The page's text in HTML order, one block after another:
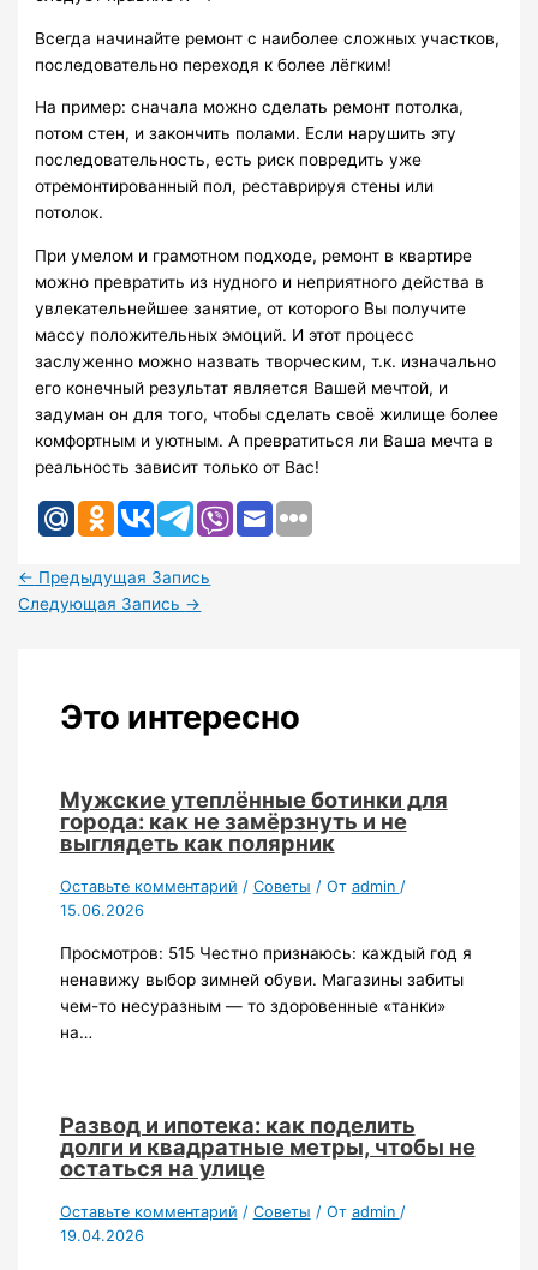
Всегда начинайте ремонт с наиболее сложных участков,
последовательно переходя к более лёгким!
На пример: сначала можно сделать ремонт потолка,
потом стен, и закончить полами. Если нарушить эту
последовательность, есть риск повредить уже
отремонтированный пол, реставрируя стены или
потолок.
При умелом и грамотном подходе, ремонт в квартире
можно превратить из нудного и неприятного действа в
увлекательнейшее занятие, от которого Вы получите
массу положительных эмоций. И этот процесс
заслуженно можно назвать творческим, т.к. изначально
его конечный результат является Вашей мечтой, и
задуман он для того, чтобы сделать своё жилище более
комфортным и уютным. А превратиться ли Ваша мечта в
реальность зависит только от Вас!
← Предыдущая Запись
Следующая Запись →
Это интересно
Мужские утеплённые ботинки для
города: как не замёрзнуть и не
выглядеть как полярник
Оставьте комментарий / Советы / От admin /
15.06.2026
Просмотров: 515 Честно признаюсь: каждый год я
ненавижу выбор зимней обуви. Магазины забиты
чем-то несуразным — то здоровенные «танки»
на…
Развод и ипотека: как поделить
долги и квадратные метры, чтобы не
остаться на улице
Оставьте комментарий / Советы / От admin /
19.04.2026